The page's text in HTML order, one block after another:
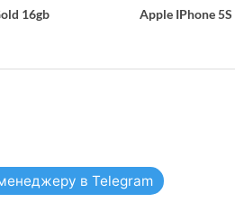
16gb Apple IPhone
в Telegram